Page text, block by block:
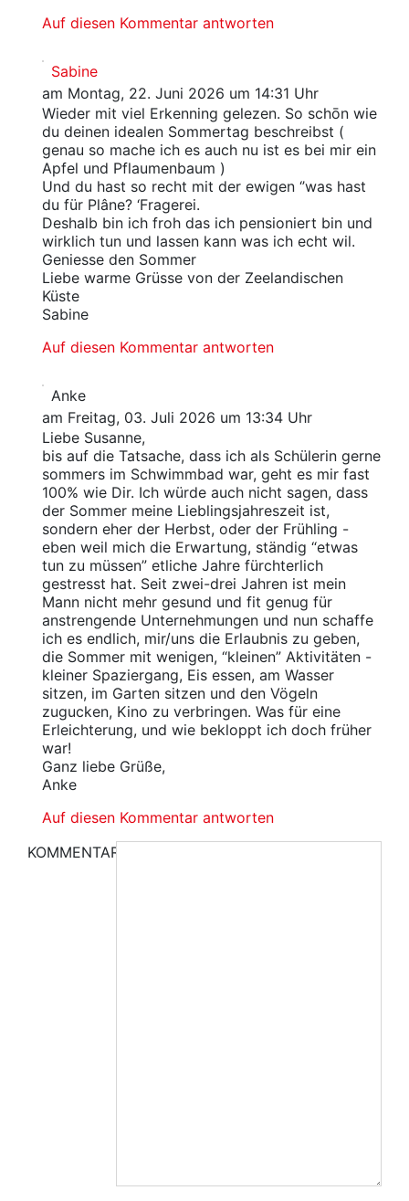
Auf diesen Kommentar antworten
Sabine
am Montag, 22. Juni 2026 um 14:31 Uhr
Wieder mit viel Erkenning gelezen. So schōn wie
du deinen idealen Sommertag beschreibst (
genau so mache ich es auch nu ist es bei mir ein
Apfel und Pflaumenbaum )
Und du hast so recht mit der ewigen ‘’was hast
du für Plâne? ‘Fragerei.
Deshalb bin ich froh das ich pensioniert bin und
wirklich tun und lassen kann was ich echt wil.
Geniesse den Sommer
Liebe warme Grüsse von der Zeelandischen
Küste
Sabine
Auf diesen Kommentar antworten
Anke
am Freitag, 03. Juli 2026 um 13:34 Uhr
Liebe Susanne,
bis auf die Tatsache, dass ich als Schülerin gerne
sommers im Schwimmbad war, geht es mir fast
100% wie Dir. Ich würde auch nicht sagen, dass
der Sommer meine Lieblingsjahreszeit ist,
sondern eher der Herbst, oder der Frühling -
eben weil mich die Erwartung, ständig “etwas
tun zu müssen” etliche Jahre fürchterlich
gestresst hat. Seit zwei-drei Jahren ist mein
Mann nicht mehr gesund und fit genug für
anstrengende Unternehmungen und nun schaffe
ich es endlich, mir/uns die Erlaubnis zu geben,
die Sommer mit wenigen, “kleinen” Aktivitäten -
kleiner Spaziergang, Eis essen, am Wasser
sitzen, im Garten sitzen und den Vögeln
zugucken, Kino zu verbringen. Was für eine
Erleichterung, und wie bekloppt ich doch früher
war!
Ganz liebe Grüße,
Anke
Auf diesen Kommentar antworten
KOMMENTAR